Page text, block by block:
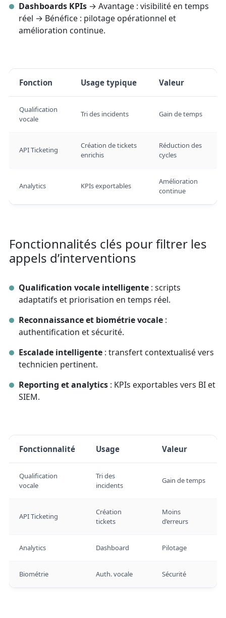
Dashboards KPIs → Avantage : visibilité en temps
réel → Bénéfice : pilotage opérationnel et
amélioration continue.
Fonction Usage typique Valeur
Qualification
vocale
Tri des incidents Gain de temps
API Ticketing
Création de tickets
enrichis
Réduction des
cycles
Analytics KPIs exportables
Amélioration
continue
Fonctionnalités clés pour filtrer les
appels d’interventions
Qualification vocale intelligente : scripts
adaptatifs et priorisation en temps réel.
Reconnaissance et biométrie vocale :
authentification et sécurité.
Escalade intelligente : transfert contextualisé vers
technicien pertinent.
Reporting et analytics : KPIs exportables vers BI et
SIEM.
Fonctionnalité Usage Valeur
Qualification
vocale
Tri des
incidents
Gain de temps
API Ticketing
Création
tickets
Moins
d’erreurs
Analytics Dashboard Pilotage
Biométrie Auth. vocale Sécurité